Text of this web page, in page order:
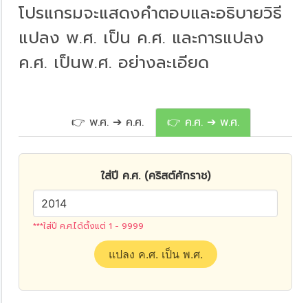
โปรแกรมจะแสดงคำตอบและอธิบายวิธี
แปลง พ.ศ. เป็น ค.ศ. และการแปลง
ค.ศ. เป็นพ.ศ. อย่างละเอียด
👉 พ.ศ. ➔ ค.ศ. 👉 ค.ศ. ➔ พ.ศ.
ใส่ปี ค.ศ. (คริสต์ศักราช)
***ใส่ปี ค.ศ.ได้ตั้งแต่ 1 - 9999
แปลง ค.ศ. เป็น พ.ศ.